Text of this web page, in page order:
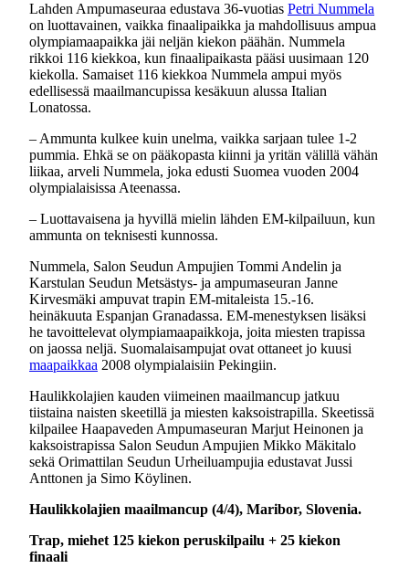
Lahden Ampumaseuraa edustava 36-vuotias Petri Nummela
on luottavainen, vaikka finaalipaikka ja mahdollisuus ampua
olympiamaapaikka jäi neljän kiekon päähän. Nummela
rikkoi 116 kiekkoa, kun finaalipaikasta pääsi uusimaan 120
kiekolla. Samaiset 116 kiekkoa Nummela ampui myös
edellisessä maailmancupissa kesäkuun alussa Italian
Lonatossa.
– Ammunta kulkee kuin unelma, vaikka sarjaan tulee 1-2
pummia. Ehkä se on pääkopasta kiinni ja yritän välillä vähän
liikaa, arveli Nummela, joka edusti Suomea vuoden 2004
olympialaisissa Ateenassa.
– Luottavaisena ja hyvillä mielin lähden EM-kilpailuun, kun
ammunta on teknisesti kunnossa.
Nummela, Salon Seudun Ampujien Tommi Andelin ja
Karstulan Seudun Metsästys- ja ampumaseuran Janne
Kirvesmäki ampuvat trapin EM-mitaleista 15.-16.
heinäkuuta Espanjan Granadassa. EM-menestyksen lisäksi
he tavoittelevat olympiamaapaikkoja, joita miesten trapissa
on jaossa neljä. Suomalaisampujat ovat ottaneet jo kuusi
maapaikkaa 2008 olympialaisiin Pekingiin.
Haulikkolajien kauden viimeinen maailmancup jatkuu
tiistaina naisten skeetillä ja miesten kaksoistrapilla. Skeetissä
kilpailee Haapaveden Ampumaseuran Marjut Heinonen ja
kaksoistrapissa Salon Seudun Ampujien Mikko Mäkitalo
sekä Orimattilan Seudun Urheiluampujia edustavat Jussi
Anttonen ja Simo Köylinen.
Haulikkolajien maailmancup (4/4), Maribor, Slovenia.
Trap, miehet 125 kiekon peruskilpailu + 25 kiekon
finaali